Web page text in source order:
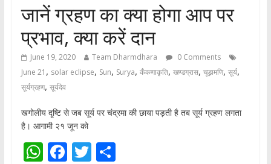
जानें ग्रहण का क्या होगा आप पर
प्रभाव, क्या करें दान
June 19, 2020 Team Dharmdhara
0 Comments
June 21 , solar eclipse, Sun, Surya, कँकणाकृति, खण्डग्रास, चूड़ामणि, सूर्य,
सूर्यग्रहण, सूर्यदेव
खगोलीय दृ्ष्टि से जब सूर्य पर चंद्रमा की छाया पड़ती है तब सूर्य ग्रहण लगता
है। आगामी २१ जून को
W F T S